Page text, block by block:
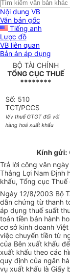
Nội dung VB
Văn bản gốc
Tiếng anh
Lược đồ
VB liên quan
Bản án áp dụng
BỘ TÀI CHÍNH
TỔNG CỤC THUẾ
********
Số: 510
TCT/PCCS
V/v thuế GTGT đối với
hàng hoá xuất khẩu
Kính gửi:
Trả lời công văn
Thắng Lợi Nam Định
khẩu, Tổng cục
Ngày 12/8/2003 Bộ
dẫn chứng từ thanh
áp dụng thuế suất
toán tiền bán hành
cơ sở kinh doanh
việc chuyển tiền từ
của Bên xuất khẩu
xuất khẩu theo các
quy định của ngân
vụ xuất khẩu là Giấy